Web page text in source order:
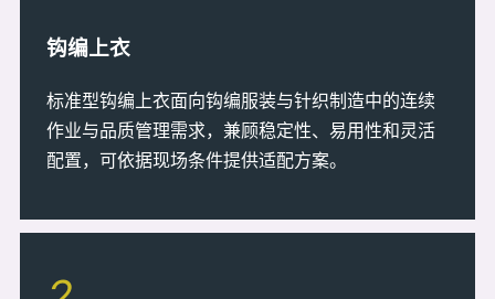
钩编上衣
标准型钩编上衣面向钩编服装与针织制造中的连续
作业与品质管理需求，兼顾稳定性、易用性和灵活
配置，可依据现场条件提供适配方案。